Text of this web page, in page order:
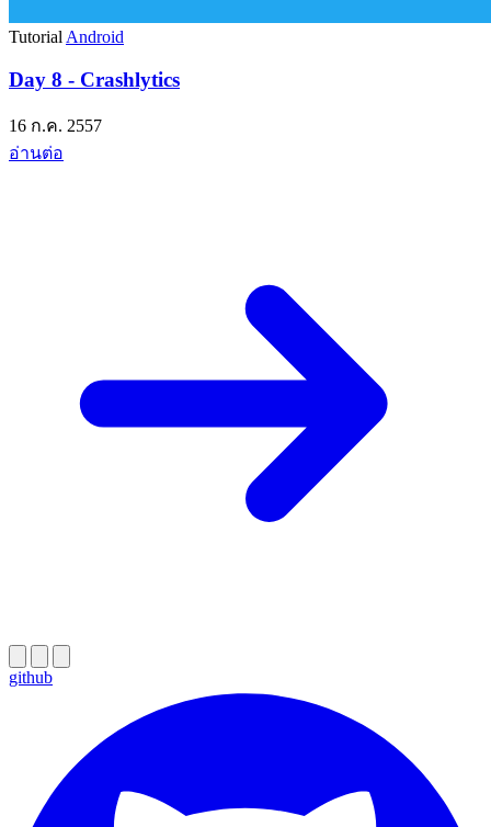
Tutorial Android
Day 8 - Crashlytics
16 ก.ค. 2557
อ่านต่อ
github